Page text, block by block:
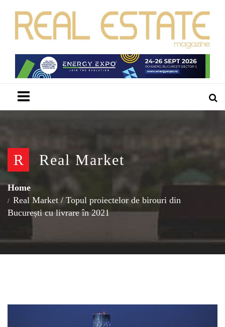
R Real Market
Home
Real Market / Topul proiectelor de birouri din
București cu livrare în 2021